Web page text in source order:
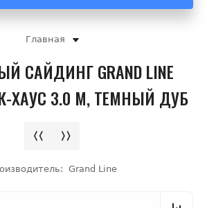
Главная
САЙДИНГ GRAND LINE
ХАУС 3.0 М, ТЕМНЫЙ ДУБ
Grand Line